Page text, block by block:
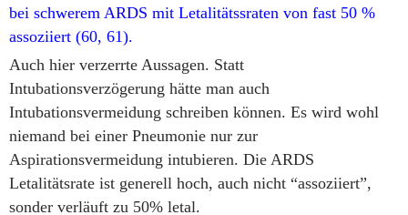
bei schwerem ARDS mit Letalitätssraten von fast 50 %
assoziiert (60, 61).
Auch hier verzerrte Aussagen. Statt
Intubationsverzögerung hätte man auch
Intubationsvermeidung schreiben können. Es wird wohl
niemand bei einer Pneumonie nur zur
Aspirationsvermeidung intubieren. Die ARDS
Letalitätsrate ist generell hoch, auch nicht “assoziiert”,
sonder verläuft zu 50% letal.